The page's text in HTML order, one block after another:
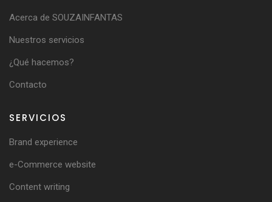
Acerca de SOUZAINFANTAS
Nuestros servicios
¿Qué hacemos?
Contacto
SERVICIOS
Brand experience
e-Commerce website
Content writing